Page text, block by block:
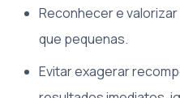
Reconhecer e
que pequenas.
Evitar exagerar